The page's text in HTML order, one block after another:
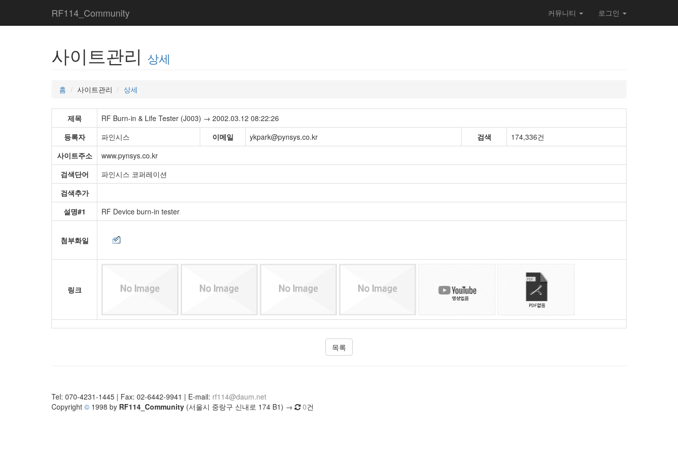
RF114_Community 커뮤니티 로그인
사이트관리 상세
홈 사이트관리 상세
제목
RF Burn-in & Life Tester (J003) → 2002.03.12 08:22:26
등록자
파인시스 이메일 ykpark@pynsys.co.kr 검색
174,336건
사이트주소
www.pynsys.co.kr
검색단어
파인시스 코퍼레이션
검색추가
설명#1
RF Device burn-in tester
첨부화일
링크
목록
Tel: 070-4231-1445 | Fax: 02-6442-9941 | E-mail: rf114@daum.net
Copyright © 1998 by RF114_Community (서울시 중랑구 신내로 174 B1) → 0건